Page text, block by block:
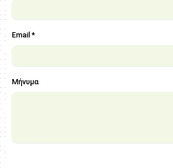
Email *
Μήνυμα